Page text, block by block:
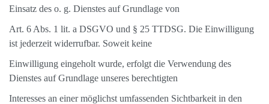
Einsatz des o. g. Dienstes auf Grundlage von
Art. 6 Abs. 1 lit. a DSGVO und § 25 TTDSG. Die Einwilligung
ist jederzeit widerrufbar. Soweit keine
Einwilligung eingeholt wurde, erfolgt die Verwendung des
Dienstes auf Grundlage unseres berechtigten
Interesses an einer möglichst umfassenden Sichtbarkeit in den